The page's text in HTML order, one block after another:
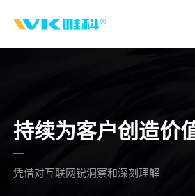
持续为客户创造价
凭借对互联网锐洞察和深刻理解